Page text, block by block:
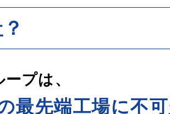
プは、
最先端工場に不